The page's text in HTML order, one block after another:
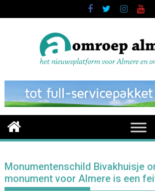
to
Monumentenschild Bivakhuisje
monument voor Almere is een